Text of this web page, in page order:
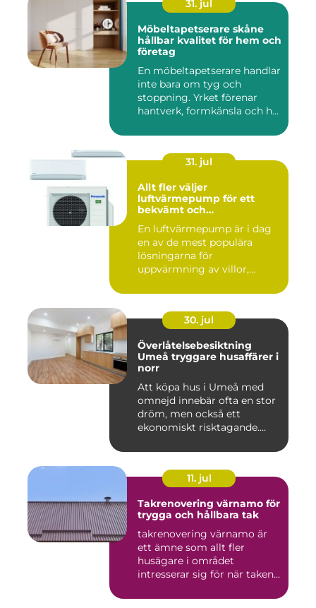
31. jul
Möbeltapetserare skåne
hållbar kvalitet för hem och
företag
En möbeltapetserare handlar
inte bara om tyg och
stoppning. Yrket förenar
hantverk, formkänsla och h...
31. jul
Allt fler väljer
luftvärmepump för ett
bekvämt och
En luftvärmepump är i dag
en av de mest populära
lösningarna för
uppvärmning av villor,
30. jul
Överlåtelsebesiktning
Umeå tryggare husaffärer i
norr
Att köpa hus i Umeå med
omnejd innebär ofta en stor
dröm, men också ett
ekonomiskt risktagande.
11. jul
Takrenovering värnamo för
trygga och hållbara tak
takrenovering värnamo är
ett ämne som allt fler
husägare i området
intresserar sig för när taken